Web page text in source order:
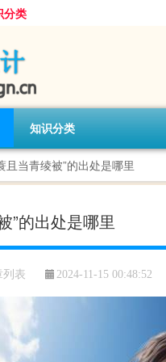
分类
知识分类
且当青绫被”的出处是哪里
”的出处是哪里
列表 2024-11-15 00:48:52